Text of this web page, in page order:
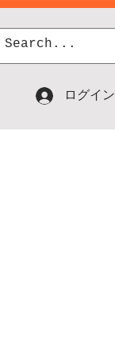
ログイン